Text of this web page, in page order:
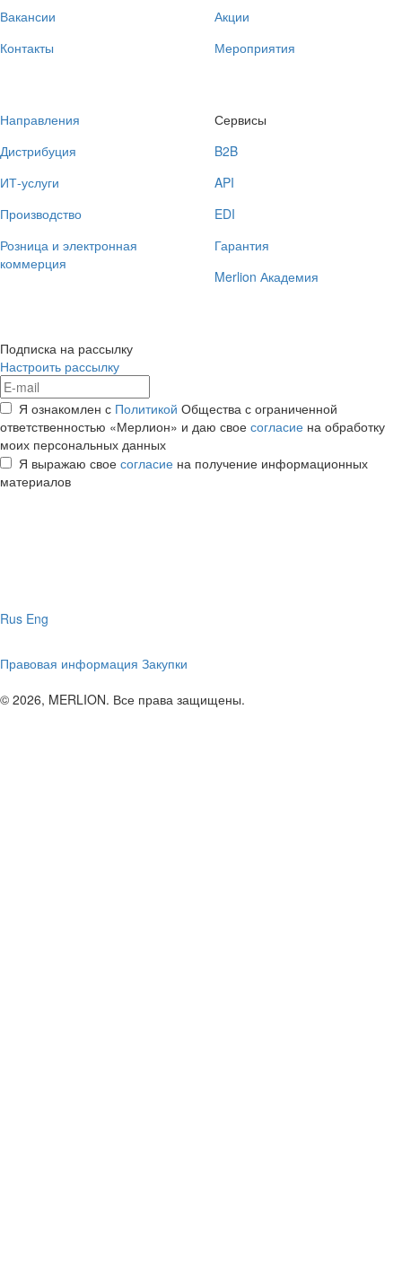
Вакансии
Контакты
Акции
Мероприятия
Направления
Дистрибуция
ИТ-услуги
Производство
Розница и электронная
коммерция
Сервисы
B2B
API
EDI
Гарантия
Merlion Академия
Подписка на рассылку
Настроить рассылку
Я ознакомлен с Политикой Общества с ограниченной
ответственностью «Мерлион» и даю свое согласие на обработку
моих персональных данных
Я выражаю свое согласие на получение информационных
материалов
Rus Eng
Правовая информация Закупки
© 2026, MERLION. Все права защищены.